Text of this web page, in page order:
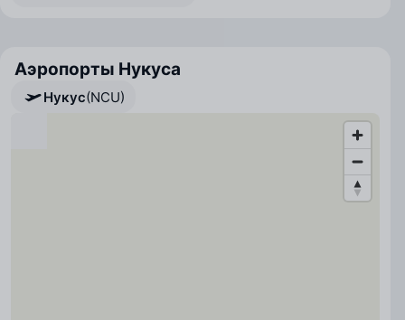
Аэропорты Нукуса
Нукус(NCU)